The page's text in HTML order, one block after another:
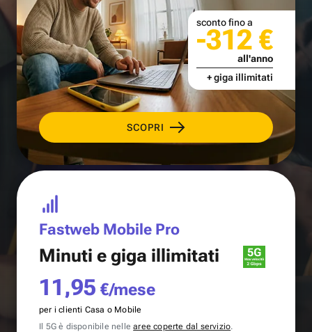
SCOPRI
sconto fino a
-312 €
all'anno
+ giga illimitati
Fastweb Mobile Pro
Minuti e giga illimitati
11,95 €/mese
per i clienti Casa o Mobile
Il 5G è disponibile nellearee coperte dal servizio.